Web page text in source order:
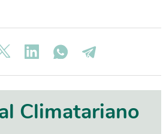
Climatariano